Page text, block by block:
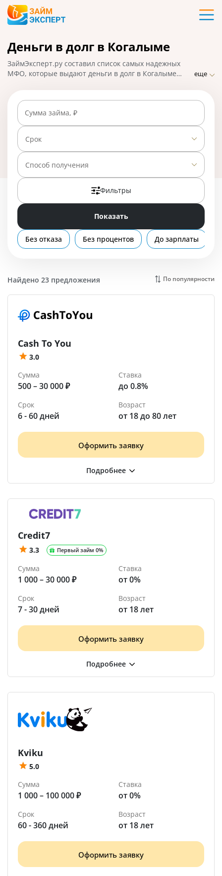
Карты
Кредиты
Ипотека
Займы
Вклады
Бизнес
Деньги в долг в Когалыме
ЗаймЭксперт.ру составил список самых надежных
МФО, которые выдают деньги в долг в Когалыме
подавайте заявку на микрозайм онлайн, взять деньги
можно наличными или на карту, счет, кошелек. На
01.05.2025 вам доступно 23 предложения со ставкой
от 0% в день.
еще
Сумма займа, ₽
Срок
Способ получения
Фильтры
Показать
Без отказа Без процентов До зарплаты
Найдено 23 предложения По популярности
Cash To You
3.0
Сумма
500 – 30 000 ₽
Ставка
до 0.8%
Срок
6 - 60 дней
Возраст
от 18 до 80 лет
Оформить заявку
Credit7
3.3 Первый займ 0%
Сумма
1 000 – 30 000 ₽
Ставка
от 0%
Срок
7 - 30 дней
Возраст
от 18 лет
Оформить заявку
Kviku
5.0
Сумма
1 000 – 100 000 ₽
Ставка
от 0%
Срок
60 - 360 дней
Возраст
от 18 лет
Оформить заявку